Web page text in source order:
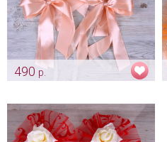
490 р.
Арт: avt_0022